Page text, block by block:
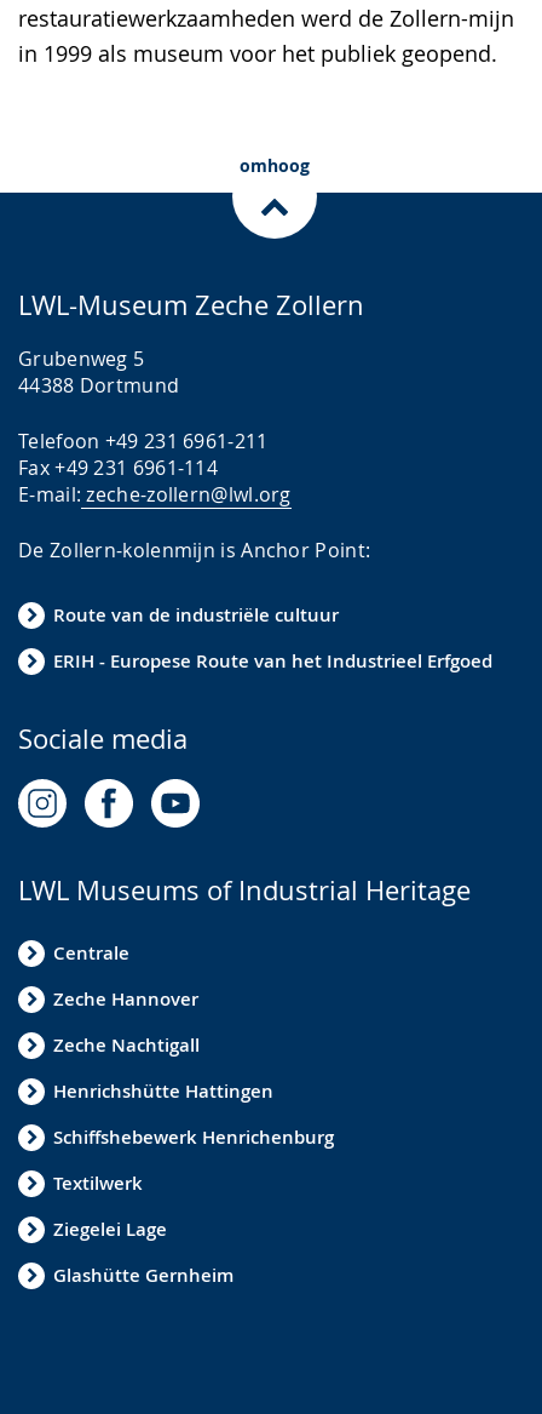
restauratiewerkzaamheden werd de Zollern-mijn
in 1999 als museum voor het publiek geopend.
omhoog
LWL-Museum Zeche Zollern
Grubenweg 5
44388 Dortmund
Telefoon +49 231 6961-211
Fax +49 231 6961-114
E-mail: zeche-zollern@lwl.org
De Zollern-kolenmijn is Anchor Point:
Route van de industriële cultuur
ERIH - Europese Route van het Industrieel Erfgoed
Sociale media
LWL Museums of Industrial Heritage
Centrale
Zeche Hannover
Zeche Nachtigall
Henrichshütte Hattingen
Schiffshebewerk Henrichenburg
Textilwerk
Ziegelei Lage
Glashütte Gernheim